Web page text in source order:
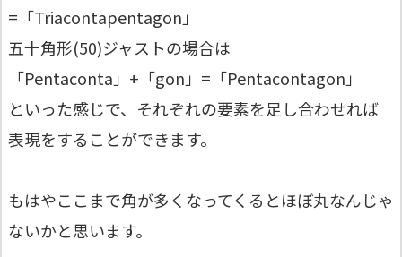
=「Triacontapentagon」
五十角形(50)ジャストの場合は
「Pentaconta」+「gon」=「Pentacontagon」
といった感じで、それぞれの要素を足し合わせれば
表現をすることができます。
もはやここまで角が多くなってくるとほぼ丸なんじゃ
ないかと思います。